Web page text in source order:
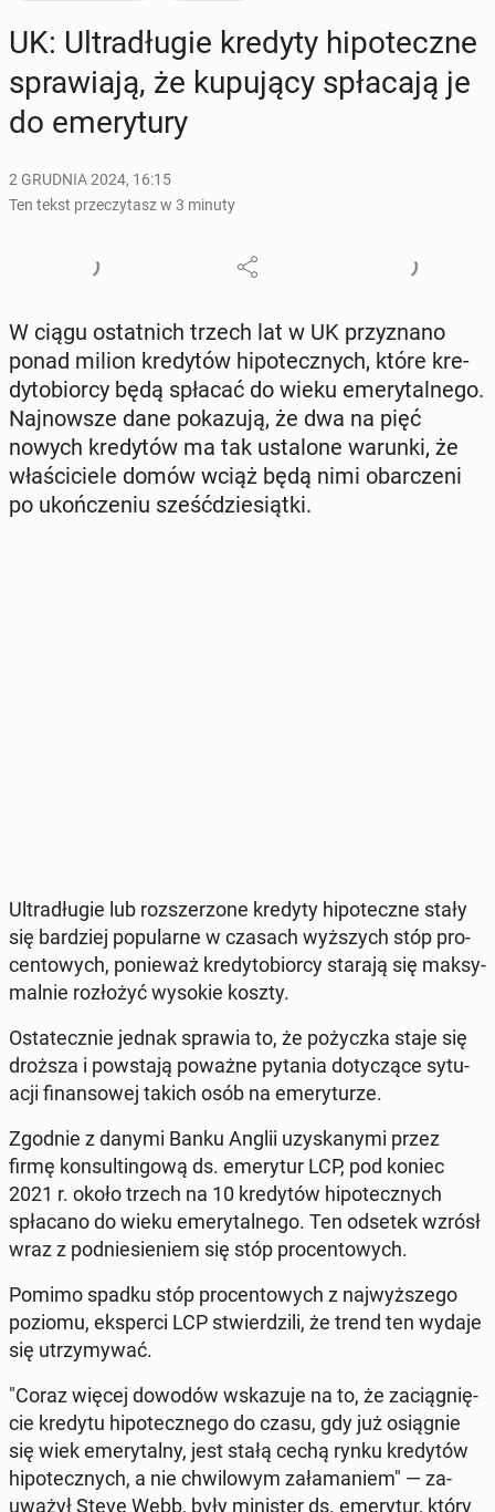
UK: Ul­tra­dłu­gie kredyty hi­po­tecz­ne
spra­wia­ją, że ku­pu­ją­cy spła­ca­ją je
do eme­ry­tu­ry
2 GRUDNIA 2024, 16:15
Ten tekst przeczytasz w 3 minuty
W ciągu ostat­nich trzech lat w UK przy­zna­no
ponad milion kre­dy­tów hi­po­tecz­nych, które kre­
dy­to­bior­cy będą spłacać do wieku eme­ry­tal­ne­go.
Naj­now­sze dane po­ka­zu­ją, że dwa na pięć
nowych kre­dy­tów ma tak usta­lo­ne warunki, że
wła­ści­cie­le domów wciąż będą nimi obar­cze­ni
po ukoń­cze­niu sześć­dzie­siąt­ki.
Ul­tra­dłu­gie lub roz­sze­rzo­ne kredyty hi­po­tecz­ne stały
się bar­dziej po­pu­lar­ne w czasach wyż­szych stóp pro­
cen­to­wych, po­nie­waż kre­dy­to­bior­cy starają się mak­sy­
mal­nie roz­ło­żyć wysokie koszty.
Osta­tecz­nie jednak sprawia to, że po­życz­ka staje się
droższa i po­wsta­ją poważne pytania do­ty­czą­ce sy­tu­
acji fi­nan­so­wej takich osób na eme­ry­tu­rze.
Zgodnie z danymi Banku Anglii uzy­ska­ny­mi przez
firmę kon­sul­tin­go­wą ds. eme­ry­tur LCP, pod koniec
2021 r. około trzech na 10 kre­dy­tów hi­po­tecz­nych
spła­ca­no do wieku eme­ry­tal­ne­go. Ten odsetek wzrósł
wraz z pod­nie­sie­niem się stóp pro­cen­to­wych.
Pomimo spadku stóp pro­cen­to­wych z naj­wyż­sze­go
poziomu, eks­per­ci LCP stwier­dzi­li, że trend ten wydaje
się utrzy­my­wać.
"Coraz więcej dowodów wska­zu­je na to, że za­cią­gnię­
cie kredytu hi­po­tecz­ne­go do czasu, gdy już osią­gnie
się wiek eme­ry­tal­ny, jest stałą cechą rynku kre­dy­tów
hi­po­tecz­nych, a nie chwi­lo­wym za­ła­ma­niem" — za­
uwa­żył Steve Webb, były mi­ni­ster ds. eme­ry­tur, który